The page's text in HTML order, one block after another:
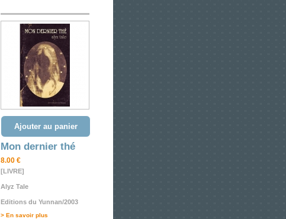
Ajouter au panier
Mon dernier thé
8.00 €
[LIVRE]
Alyz Tale
Editions du Yunnan/2003
> En savoir plus